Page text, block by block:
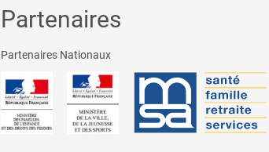
Partenaires
Partenaires Nationaux